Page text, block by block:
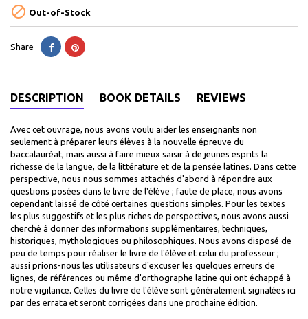
 Out-of-Stock
Share
DESCRIPTION BOOK DETAILS REVIEWS
Avec cet ouvrage, nous avons voulu aider les enseignants non
seulement à préparer leurs élèves à la nouvelle épreuve du
baccalauréat, mais aussi à faire mieux saisir à de jeunes esprits la
richesse de la langue, de la littérature et de la pensée latines. Dans cette
perspective, nous nous sommes attachés d'abord à répondre aux
questions posées dans le livre de l'élève ; faute de place, nous avons
cependant laissé de côté certaines questions simples. Pour les textes
les plus suggestifs et les plus riches de perspectives, nous avons aussi
cherché à donner des informations supplémentaires, techniques,
historiques, mythologiques ou philosophiques. Nous avons disposé de
peu de temps pour réaliser le livre de l'élève et celui du professeur ;
aussi prions-nous les utilisateurs d'excuser les quelques erreurs de
lignes, de références ou même d'orthographe latine qui ont échappé à
notre vigilance. Celles du livre de l'élève sont généralement signalées ici
par des errata et seront corrigées dans une prochaine édition.